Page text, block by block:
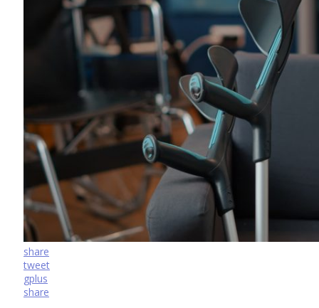
share
tweet
gplus
share